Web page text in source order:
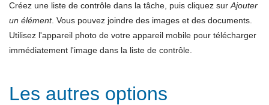
Créez une liste de contrôle dans la tâche, puis cliquez sur Ajouter
un élément. Vous pouvez joindre des images et des documents.
Utilisez l'appareil photo de votre appareil mobile pour télécharger
immédiatement l'image dans la liste de contrôle.
Les autres options